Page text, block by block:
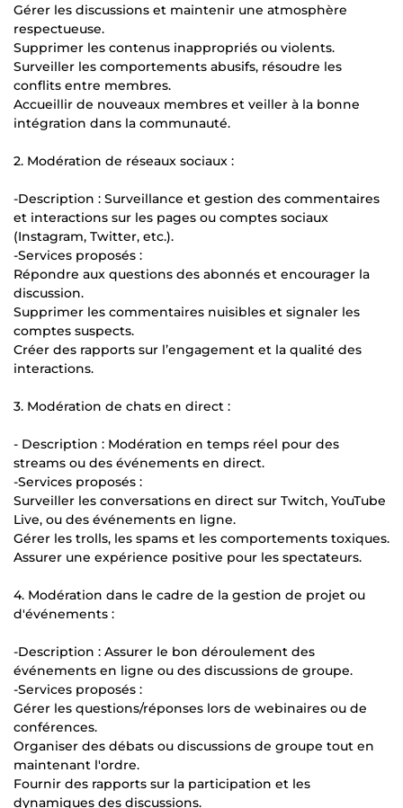
Gérer les discussions et maintenir une atmosphère
respectueuse.
Supprimer les contenus inappropriés ou violents.
Surveiller les comportements abusifs, résoudre les
conflits entre membres.
Accueillir de nouveaux membres et veiller à la bonne
intégration dans la communauté.
2. Modération de réseaux sociaux :
-Description : Surveillance et gestion des commentaires
et interactions sur les pages ou comptes sociaux
(Instagram, Twitter, etc.).
-Services proposés :
Répondre aux questions des abonnés et encourager la
discussion.
Supprimer les commentaires nuisibles et signaler les
comptes suspects.
Créer des rapports sur l’engagement et la qualité des
interactions.
3. Modération de chats en direct :
- Description : Modération en temps réel pour des
streams ou des événements en direct.
-Services proposés :
Surveiller les conversations en direct sur Twitch, YouTube
Live, ou des événements en ligne.
Gérer les trolls, les spams et les comportements toxiques.
Assurer une expérience positive pour les spectateurs.
4. Modération dans le cadre de la gestion de projet ou
d'événements :
-Description : Assurer le bon déroulement des
événements en ligne ou des discussions de groupe.
-Services proposés :
Gérer les questions/réponses lors de webinaires ou de
conférences.
Organiser des débats ou discussions de groupe tout en
maintenant l'ordre.
Fournir des rapports sur la participation et les
dynamiques des discussions.